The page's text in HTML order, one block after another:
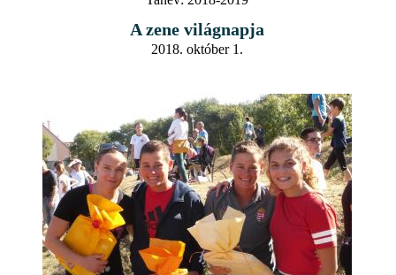
A zene világnapja
2018. október 1.